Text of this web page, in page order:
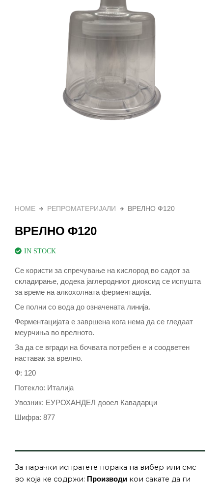
HOME РЕПРОМАТЕРИЈАЛИ ВРЕЛНО Ф120
ВРЕЛНО Ф120
IN STOCK
Се користи за спречување на кислород во садот за
складирање, додека јаглеродниот диоксид се испушта
за време на алкохолната ферментација.
Се полни со вода до означената линија.
Ферментацијата е завршена кога нема да се гледаат
меурчиња во врелното.
За да се вгради на бочвата потребен е и соодветен
наставак за врелно.
Ф: 120
Потекло: Италија
Увозник: ЕУРОХАНДЕЛ дооел Кавадарци
Шифра: 877
За нарачки испратете порака на вибер или смс
во која ке содржи: Производи кои сакате да ги